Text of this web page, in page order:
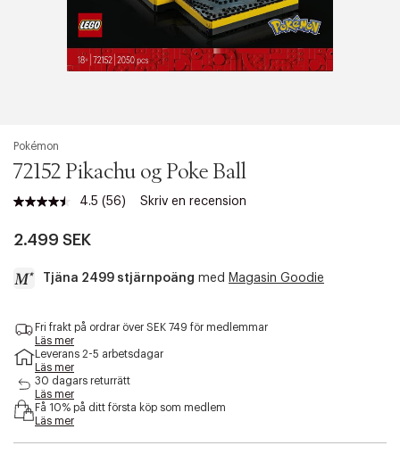
Pokémon
72152 Pikachu og Poke Ball
4.5 Läs
samma
(56) Skriv en recension
2.499 SEK
Tjäna 2499 stjärnpoäng med Magasin Goodie
c
c
e
s
s
i
i
Fri frakt på ordrar över SEK 749 för medlemmar
Läs mer
Leverans 2-5 arbetsdagar
Läs mer
30 dagars returrätt
Läs mer
Få 10% på ditt första köp som medlem
Läs mer